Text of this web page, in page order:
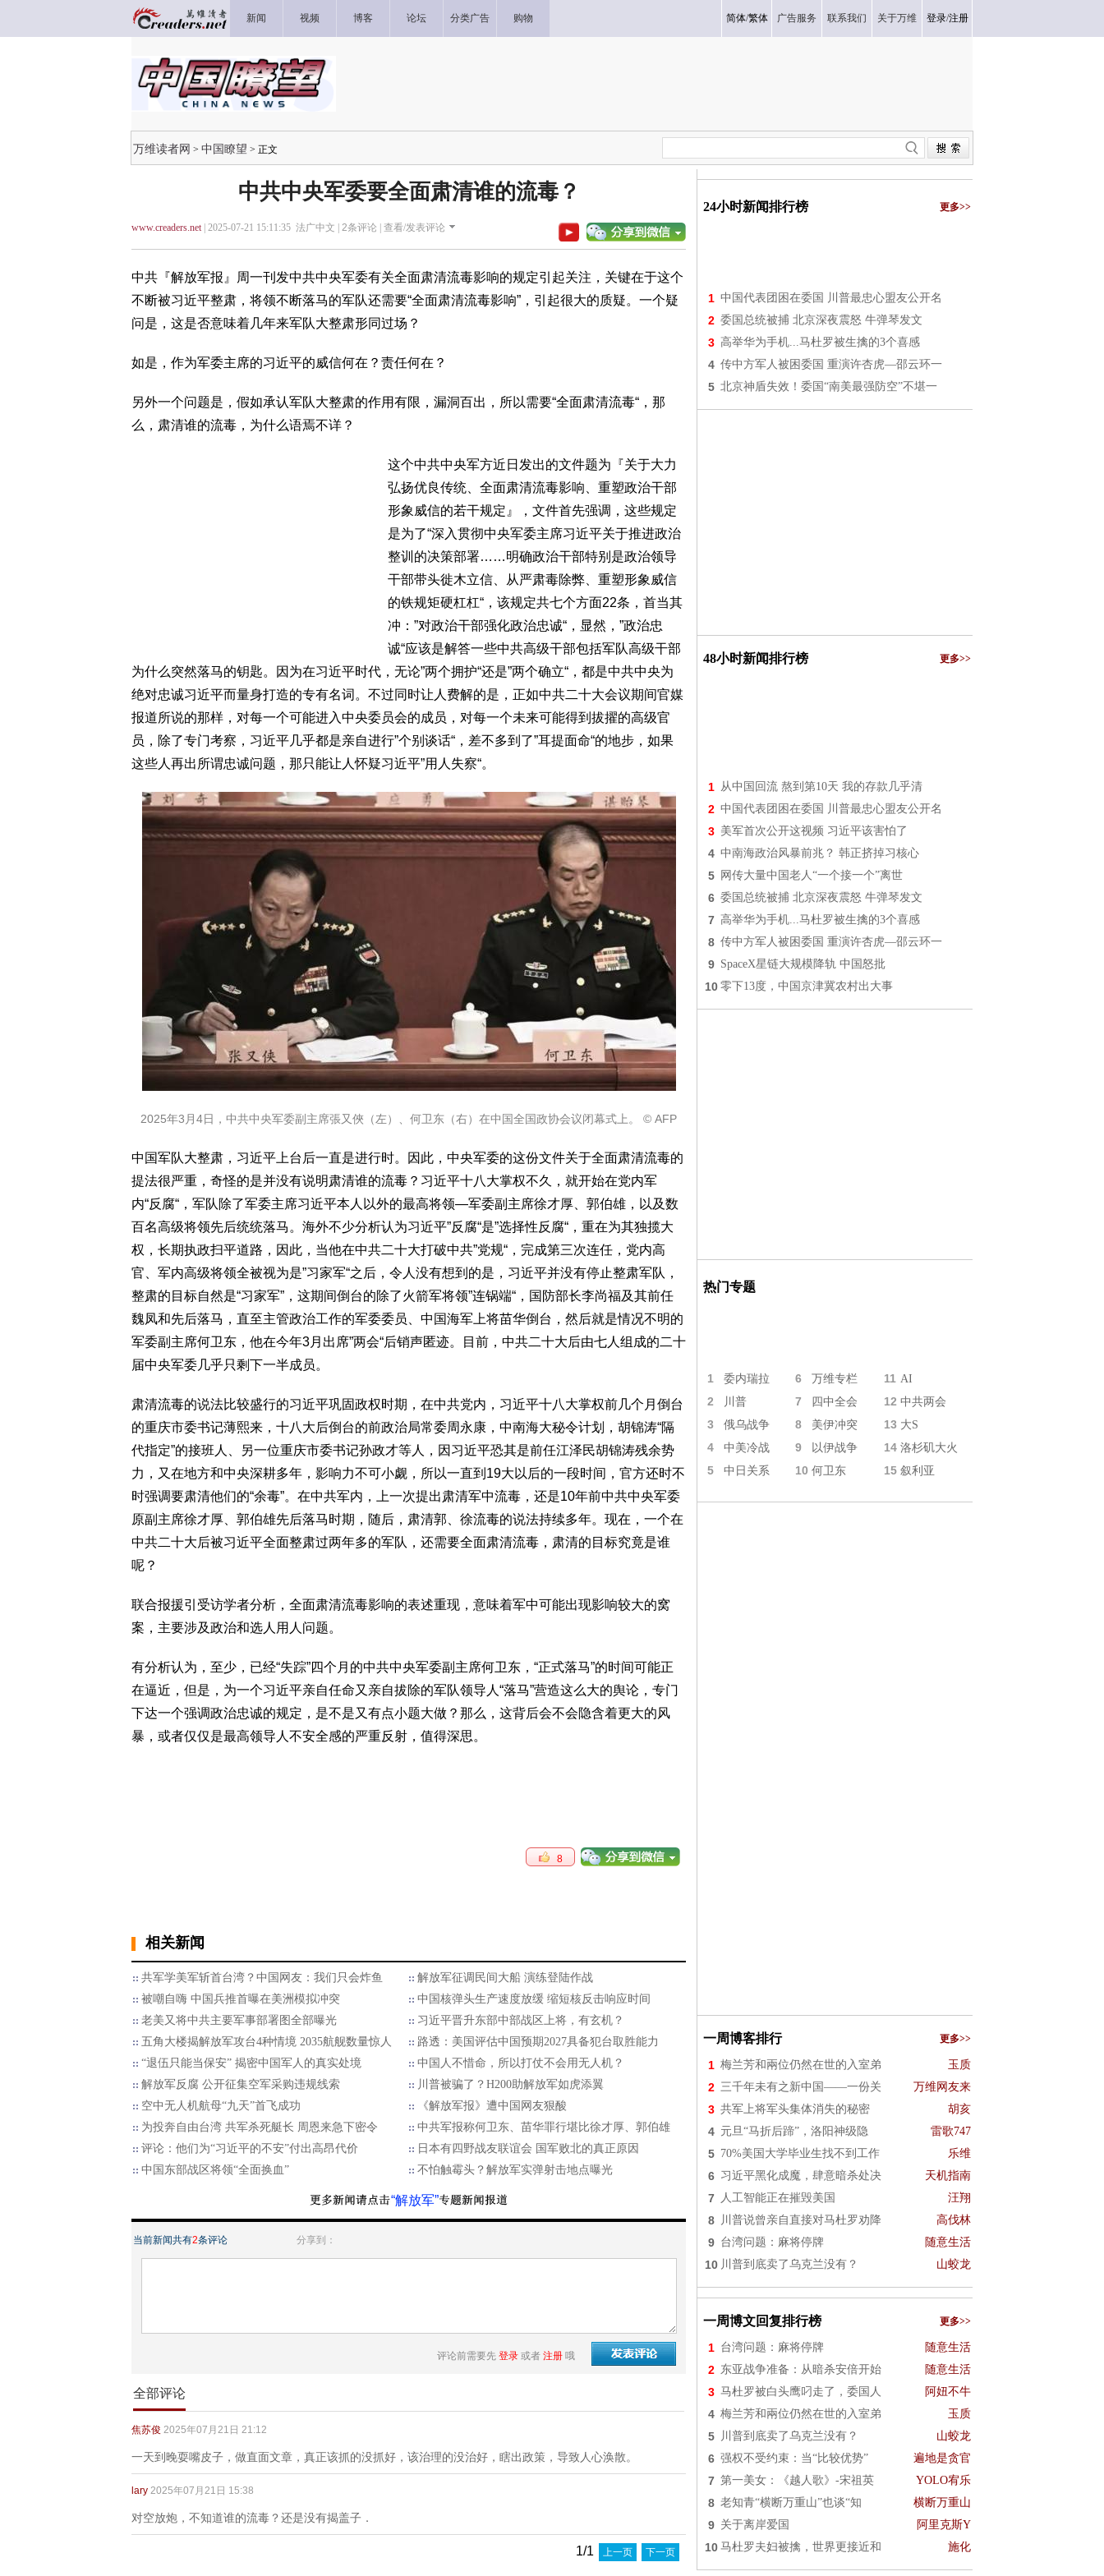
新闻 视频 博客 论坛 分类广告 购物 简体/繁体 广告服务 联系我们 关于万维 登录/注册
万维读者网 > 中国瞭望 > 正文
中共中央军委要全面肃清谁的流毒？
www.creaders.net| 2025-07-21 15:11:35 法广中文 | 2条评论 | 查看/发表评论
中共『解放军报』周一刊发中共中央军委有关全面肃清流毒影响的规定引起关注，关键在于这个
不断被习近平整肃，将领不断落马的军队还需要“全面肃清流毒影响”，引起很大的质疑。一个疑
问是，这是否意味着几年来军队大整肃形同过场？
如是，作为军委主席的习近平的威信何在？责任何在？
另外一个问题是，假如承认军队大整肃的作用有限，漏洞百出，所以需要“全面肃清流毒“，那
么，肃清谁的流毒，为什么语焉不详？
这个中共中央军方近日发出的文件题为『关于大力
弘扬优良传统、全面肃清流毒影响、重塑政治干部
形象威信的若干规定』，文件首先强调，这些规定
是为了“深入贯彻中央军委主席习近平关于推进政治
整训的决策部署……明确政治干部特别是政治领导
干部带头徙木立信、从严肃毒除弊、重塑形象威信
的铁规矩硬杠杠“，该规定共七个方面22条，首当其
冲：”对政治干部强化政治忠诚“，显然，”政治忠
诚“应该是解答一些中共高级干部包括军队高级干部
为什么突然落马的钥匙。因为在习近平时代，无论”两个拥护“还是”两个确立“，都是中共中央为
绝对忠诚习近平而量身打造的专有名词。不过同时让人费解的是，正如中共二十大会议期间官媒
报道所说的那样，对每一个可能进入中央委员会的成员，对每一个未来可能得到拔擢的高级官
员，除了专门考察，习近平几乎都是亲自进行”个别谈话“，差不多到了”耳提面命“的地步，如果
这些人再出所谓忠诚问题，那只能让人怀疑习近平”用人失察“。
2025年3月4日，中共中央军委副主席張又俠（左）、何卫东（右）在中国全国政协会议闭幕式上。 © AFP
中国军队大整肃，习近平上台后一直是进行时。因此，中央军委的这份文件关于全面肃清流毒的
提法很严重，奇怪的是并没有说明肃清谁的流毒？习近平十八大掌权不久，就开始在党内军
内“反腐“，军队除了军委主席习近平本人以外的最高将领—军委副主席徐才厚、郭伯雄，以及数
百名高级将领先后统统落马。海外不少分析认为习近平”反腐“是”选择性反腐“，重在为其独揽大
权，长期执政扫平道路，因此，当他在中共二十大打破中共”党规“，完成第三次连任，党内高
官、军内高级将领全被视为是”习家军“之后，令人没有想到的是，习近平并没有停止整肃军队，
整肃的目标自然是“习家军”，这期间倒台的除了火箭军将领”连锅端“，国防部长李尚福及其前任
魏凤和先后落马，直至主管政治工作的军委委员、中国海军上将苗华倒台，然后就是情况不明的
军委副主席何卫东，他在今年3月出席”两会“后销声匿迹。目前，中共二十大后由七人组成的二十
届中央军委几乎只剩下一半成员。
肃清流毒的说法比较盛行的习近平巩固政权时期，在中共党内，习近平十八大掌权前几个月倒台
的重庆市委书记薄熙来，十八大后倒台的前政治局常委周永康，中南海大秘令计划，胡锦涛“隔
代指定”的接班人、另一位重庆市委书记孙政才等人，因习近平恐其是前任江泽民胡锦涛残余势
力，又在地方和中央深耕多年，影响力不可小觑，所以一直到19大以后的一段时间，官方还时不
时强调要肃清他们的“余毒”。在中共军内，上一次提出肃清军中流毒，还是10年前中共中央军委
原副主席徐才厚、郭伯雄先后落马时期，随后，肃清郭、徐流毒的说法持续多年。现在，一个在
中共二十大后被习近平全面整肃过两年多的军队，还需要全面肃清流毒，肃清的目标究竟是谁
呢？
联合报援引受访学者分析，全面肃清流毒影响的表述重现，意味着军中可能出现影响较大的窝
案，主要涉及政治和选人用人问题。
有分析认为，至少，已经“失踪”四个月的中共中央军委副主席何卫东，“正式落马”的时间可能正
在逼近，但是，为一个习近平亲自任命又亲自拔除的军队领导人“落马”营造这么大的舆论，专门
下达一个强调政治忠诚的规定，是不是又有点小题大做？那么，这背后会不会隐含着更大的风
暴，或者仅仅是最高领导人不安全感的严重反射，值得深思。
8
相关新闻
共军学美军斩首台湾？中国网友：我们只会炸鱼
解放军征调民间大船 演练登陆作战
被嘲自嗨 中国兵推首曝在美洲模拟冲突
中国核弹头生产速度放缓 缩短核反击响应时间
老美又将中共主要军事部署图全部曝光
习近平晋升东部中部战区上将，有玄机？
五角大楼揭解放军攻台4种情境 2035航舰数量惊人
路透：美国评估中国预期2027具备犯台取胜能力
“退伍只能当保安” 揭密中国军人的真实处境
中国人不惜命，所以打仗不会用无人机？
解放军反腐 公开征集空军采购违规线索
川普被骗了？H200助解放军如虎添翼
空中无人机航母“九天”首飞成功
《解放军报》遭中国网友狠酸
为投奔自由台湾 共军杀死艇长 周恩来急下密令
中共军报称何卫东、苗华罪行堪比徐才厚、郭伯雄
评论：他们为“习近平的不安”付出高昂代价
日本有四野战友联谊会 国军败北的真正原因
中国东部战区将领“全面换血”
不怕触霉头？解放军实弹射击地点曝光
“解放军”
当前新闻共有2条评论 分享到：
评论前需要先 登录 或者 注册 哦
全部评论
焦苏俊 2025年07月21日 21:12
一天到晚耍嘴皮子，做直面文章，真正该抓的没抓好，该治理的没治好，瞎出政策，导致人心涣散。
lary 2025年07月21日 15:38
对空放炮，不知道谁的流毒？还是没有揭盖子．
1/1 上一页 下一页
24小时新闻排行榜 更多>>
1 中国代表团困在委国 川普最忠心盟友公开名
2 委国总统被捕 北京深夜震怒 牛弹琴发文
3 高举华为手机...马杜罗被生擒的3个喜感
4 传中方军人被困委国 重演许杏虎—邵云环一
5 北京神盾失效！委国“南美最强防空”不堪一
48小时新闻排行榜 更多>>
1 从中国回流 熬到第10天 我的存款几乎清
2 中国代表团困在委国 川普最忠心盟友公开名
3 美军首次公开这视频 习近平该害怕了
4 中南海政治风暴前兆？ 韩正挤掉习核心
5 网传大量中国老人“一个接一个”离世
6 委国总统被捕 北京深夜震怒 牛弹琴发文
7 高举华为手机...马杜罗被生擒的3个喜感
8 传中方军人被困委国 重演许杏虎—邵云环一
9 SpaceX星链大规模降轨 中国怒批
10 零下13度，中国京津冀农村出大事
热门专题
1 委内瑞拉 6 万维专栏 11 AI
2 川普 7 四中全会 12 中共两会
3 俄乌战争 8 美伊冲突 13 大S
4 中美冷战 9 以伊战争 14 洛杉矶大火
5 中日关系 10 何卫东 15 叙利亚
一周博客排行 更多>>
1 梅兰芳和兩位仍然在世的入室弟 玉质
2 三千年未有之新中国——一份关 万维网友来
3 共军上将军头集体消失的秘密 胡亥
4 元旦“马折后蹄”，洛阳神级隐 雷歌747
5 70%美国大学毕业生找不到工作 乐维
6 习近平黑化成魔，肆意暗杀处决 天机指南
7 人工智能正在摧毁美国 汪翔
8 川普说曾亲自直接对马杜罗劝降 高伐林
9 台湾问题：麻将停牌 随意生活
10 川普到底卖了乌克兰没有？ 山蛟龙
一周博文回复排行榜 更多>>
1 台湾问题：麻将停牌 随意生活
2 东亚战争准备：从暗杀安倍开始 随意生活
3 马杜罗被白头鹰叼走了，委国人 阿妞不牛
4 梅兰芳和兩位仍然在世的入室弟 玉质
5 川普到底卖了乌克兰没有？ 山蛟龙
6 强权不受约束：当“比较优势” 遍地是贪官
7 第一美女：《越人歌》-宋祖英 YOLO宥乐
8 老知青“横断万重山”也谈“知 横断万重山
9 关于离岸爱国 阿里克斯Y
10 马杜罗夫妇被擒，世界更接近和 施化